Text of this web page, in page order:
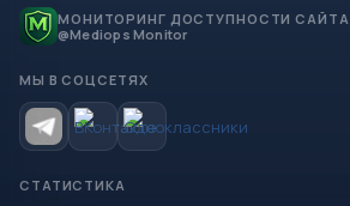
МОНИТОРИНГ ДОСТУПНОСТИ САЙТА
@Mediops Monitor
МЫ В СОЦСЕТЯХ
СТАТИСТИКА